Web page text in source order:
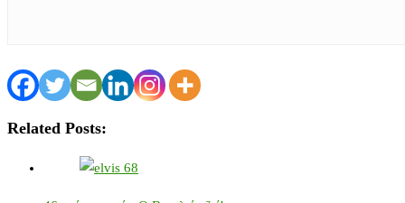
Related Posts: